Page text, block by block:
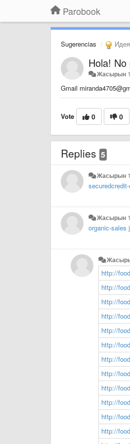
Parobook
Sugerencias
Hola!
Жасырын
Gmail
Vote 0 0
Replies 5
Жасырын
Жасырын
organic-sales
http://
http://
http://
http://
http://
http://
http://
http://
http://
http://
http://
http://